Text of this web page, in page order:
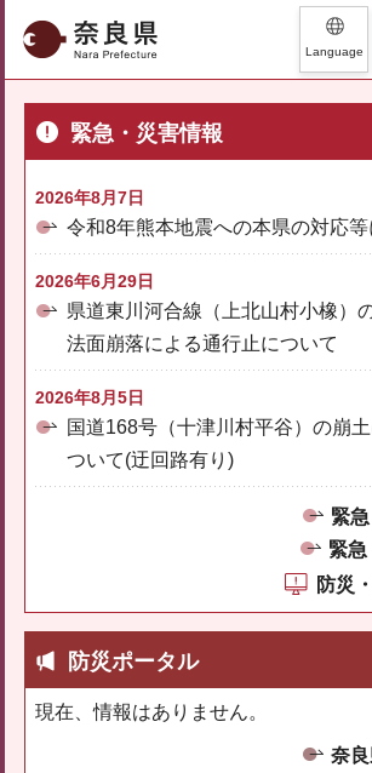
奈良県 Language
緊急・災害情報
2026年8月7日
令和8年熊本地震への本県の対応等
2026年6月29日
県道東川河合線（上北山村小橡）
法面崩落による通行止について
2026年8月5日
国道168号（十津川村平谷）の崩
ついて(迂回路有り)
緊
緊急
防災
防災ポータル
現在、情報はありません。
奈